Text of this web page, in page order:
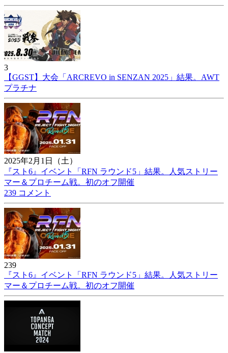
3
【GGST】大会「ARCREVO in SENZAN 2025」結果。AWT
プラチナ
2025年2月1日（土）
『スト6』イベント「RFN ラウンド5」結果。人気ストリー
マー＆プロチーム戦。初のオフ開催
239 コメント
239
『スト6』イベント「RFN ラウンド5」結果。人気ストリー
マー＆プロチーム戦。初のオフ開催